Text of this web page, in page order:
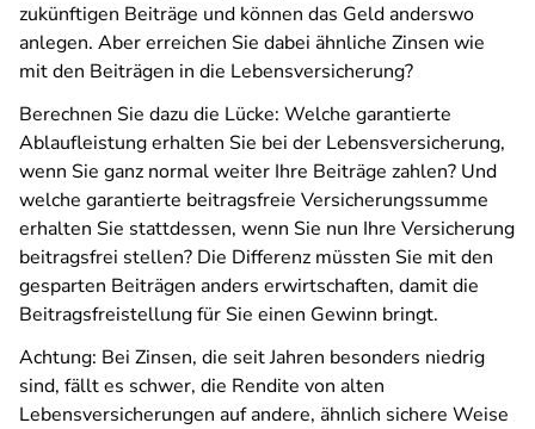
zukünftigen Beiträge und können das Geld anderswo
anlegen. Aber erreichen Sie dabei ähnliche Zinsen wie
mit den Beiträgen in die Lebensversicherung?
Berechnen Sie dazu die Lücke: Welche garantierte
Ablaufleistung erhalten Sie bei der Lebensversicherung,
wenn Sie ganz normal weiter Ihre Beiträge zahlen? Und
welche garantierte beitragsfreie Versicherungssumme
erhalten Sie stattdessen, wenn Sie nun Ihre Versicherung
beitragsfrei stellen? Die Differenz müssten Sie mit den
gesparten Beiträgen anders erwirtschaften, damit die
Beitragsfreistellung für Sie einen Gewinn bringt.
Achtung: Bei Zinsen, die seit Jahren besonders niedrig
sind, fällt es schwer, die Rendite von alten
Lebensversicherungen auf andere, ähnlich sichere Weise